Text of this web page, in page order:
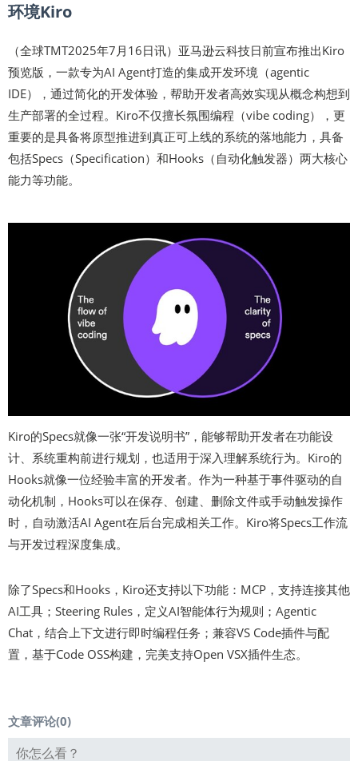
环境Kiro
（全球TMT2025年7月16日讯）亚马逊云科技日前宣布推出Kiro
预览版，一款专为AI Agent打造的集成开发环境（agentic
IDE），通过简化的开发体验，帮助开发者高效实现从概念构想到
生产部署的全过程。Kiro不仅擅长氛围编程（vibe coding），更
重要的是具备将原型推进到真正可上线的系统的落地能力，具备
包括Specs（Specification）和Hooks（自动化触发器）两大核心
能力等功能。
Kiro的Specs就像一张“开发说明书”，能够帮助开发者在功能设
计、系统重构前进行规划，也适用于深入理解系统行为。Kiro的
Hooks就像一位经验丰富的开发者。作为一种基于事件驱动的自
动化机制，Hooks可以在保存、创建、删除文件或手动触发操作
时，自动激活AI Agent在后台完成相关工作。Kiro将Specs工作流
与开发过程深度集成。
除了Specs和Hooks，Kiro还支持以下功能：MCP，支持连接其他
AI工具；Steering Rules，定义AI智能体行为规则；Agentic
Chat，结合上下文进行即时编程任务；兼容VS Code插件与配
置，基于Code OSS构建，完美支持Open VSX插件生态。
文章评论(0)